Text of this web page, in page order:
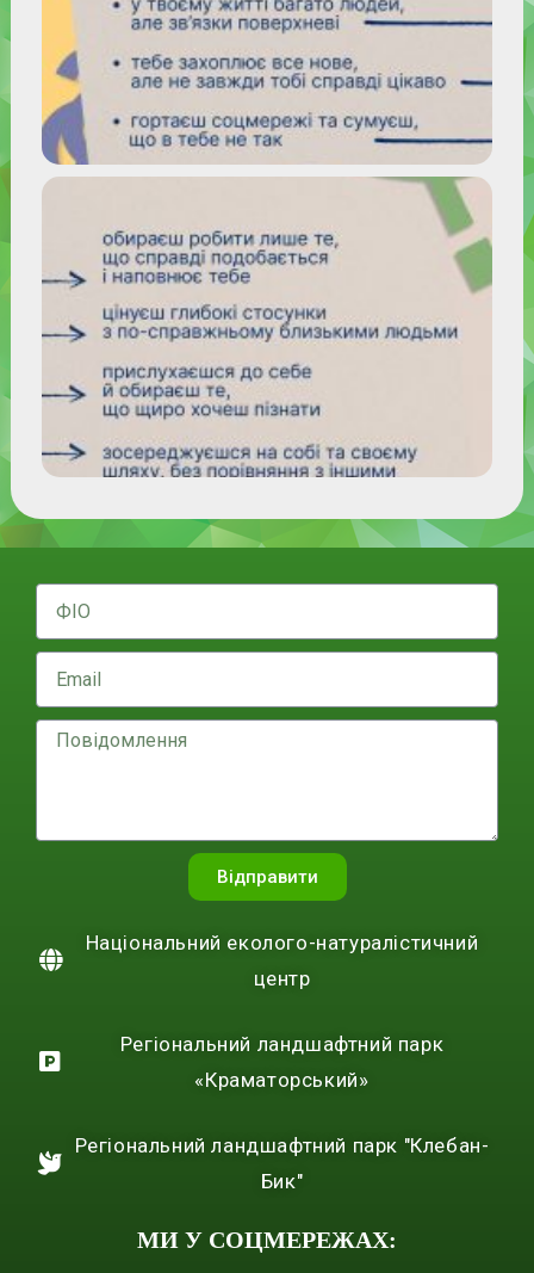
Відправити
Національний еколого-натуралістичний
центр
Регіональний ландшафтний парк
«Краматорський»
Регіональний ландшафтний парк "Клебан-
Бик"
МИ У СОЦМЕРЕЖАХ: